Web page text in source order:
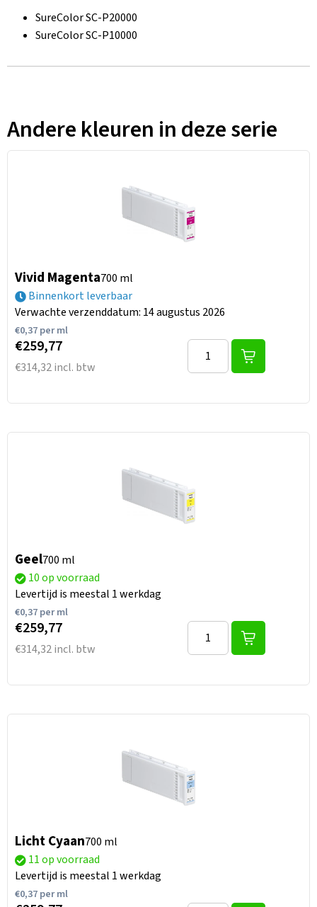
SureColor SC-P20000
SureColor SC-P10000
Andere kleuren in deze serie
Vivid Magenta700 ml
Binnenkort leverbaar
Verwachte verzenddatum: 14 augustus 2026
€0,37per ml
€259,77
€314,32 incl. btw
Geel700 ml
10 op voorraad
Levertijd is meestal 1 werkdag
€0,37per ml
€259,77
€314,32 incl. btw
Licht Cyaan700 ml
11 op voorraad
Levertijd is meestal 1 werkdag
€0,37per ml